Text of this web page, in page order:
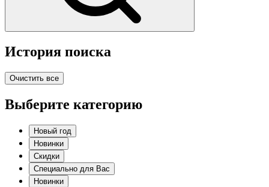
История поиска
Очистить все
Выберите категорию
Новый год
Новинки
Скидки
Специально для Вас
Новинки